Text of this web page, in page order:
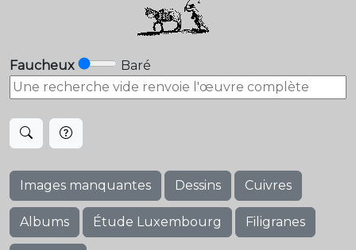
Faucheux Baré
Images manquantes Dessins Cuivres
Albums Étude Luxembourg Filigranes